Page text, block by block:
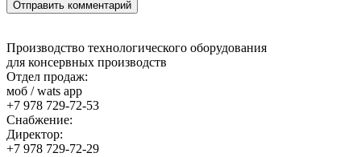
Производство технологического оборудования
для консервных производств
Отдел продаж:
моб / wats app
+7 978 729-72-53
Снабжение:
Директор:
+7 978 729-72-29